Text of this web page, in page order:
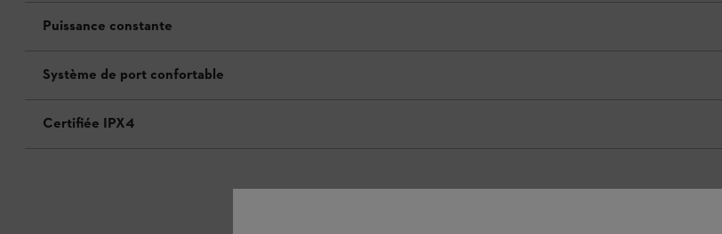
Puissance constante
Système de port confortable
Certifiée IPX4